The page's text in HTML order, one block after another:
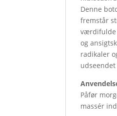
Denne
fremstår
værdifulde
og
radikaler
Påfør
massér